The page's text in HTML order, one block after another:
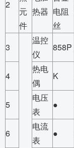
2
元
件
热器 电阻
丝
3
温控
仪
858P
4
热电
偶
K
5
电压
表
●
6
电流
表
●